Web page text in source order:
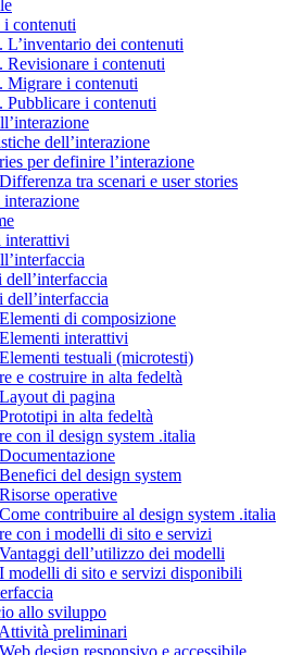
i contenuti
L’inventario dei contenuti
Revisionare i contenuti
Migrare i contenuti
Pubblicare i contenuti
dell’interazione
per definire l’interazione
tra scenari e user stories
interattivi
dell’interfaccia
di composizione
interattivi
testuali (microtesti)
e costruire in alta fedeltà
di pagina
in alta fedeltà
con il design system .italia
del design system
operative
contribuire al design system .italia
con i modelli di sito e servizi
dell’utilizzo dei modelli
modelli di sito e servizi disponibili
allo sviluppo
preliminari
design responsivo e accessibile